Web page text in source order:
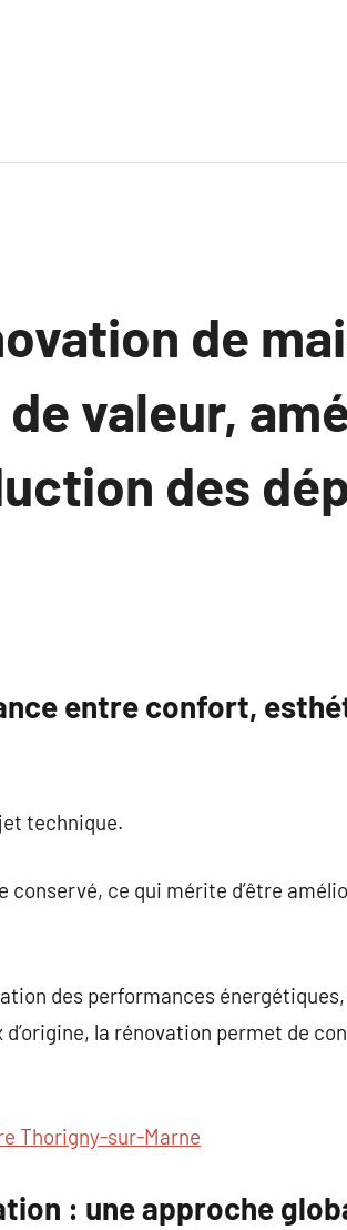
de
valeur,
des
entre confort,
technique.
ce qui mérite d’être
des performances
la rénovation permet de
Thorigny-sur-Marne
: une approche